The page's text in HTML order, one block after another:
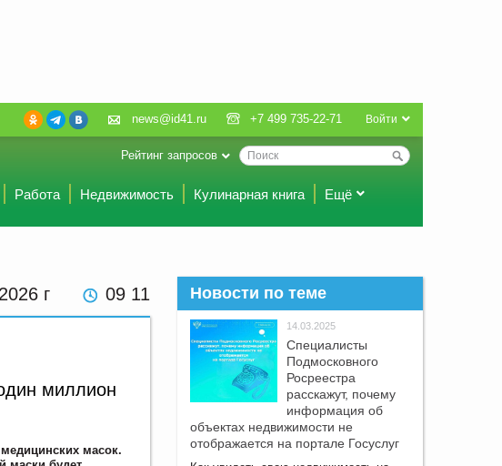
Войти
news@id41.ru +7 499 735-22-71
Рейтинг запросов
Работа Недвижимость Кулинарная книга Ещё
г 09:11
миллион
масок.
Новости по теме
14.03.2025
Специалисты
Подмосковного
Росреестра
расскажут, почему
информация об
объектах недвижимости не
отображается на портале Госуслуг